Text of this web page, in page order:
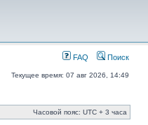
FAQ Поиск
Текущее время: 07 авг 2026, 14:49
Часовой пояс: UTC + 3 часа